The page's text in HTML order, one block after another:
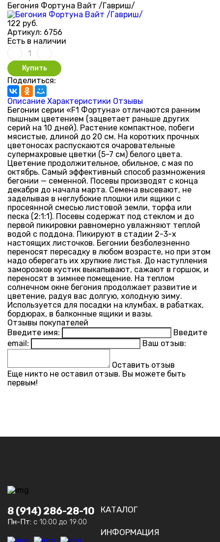
Бегония Фортуна Вайт /Гавриш/
122 руб.
Артикул: 6756
Есть в наличии
Купить
Поделиться:
Описание Характеристики Отзывы
Бегонии серии «F1 Фортуна» отличаются ранним
пышным цветением (зацветает раньше других
серий на 10 дней). Растение компактное, побеги
мясистые, длиной до 20 см. На коротких прочных
цветоносах распускаются очаровательные
супермахровые цветки (5-7 см) белого цвета.
Цветение продолжительное, обильное, с мая по
октябрь. Самый эффективный способ размножения
бегонии — семенной. Посевы производят с конца
декабря до начала марта. Семена высевают, не
заделывая в неглубокие плошки или ящики с
просеянной смесью листовой земли, торфа или
песка (2:1:1). Посевы содержат под стеклом и до
первой пикировки равномерно увлажняют теплой
водой с поддона. Пикируют в стадии 2-3-х
настоящих листочков. Бегонии безболезненно
переносят пересадку в любом возрасте, но при этом
надо оберегать их хрупкие листья. До наступления
заморозков кустик выкапывают, сажают в горшок, и
переносят в зимнее помещение. На теплом
солнечном окне бегония продолжает развитие и
цветение, радуя вас долгую, холодную зиму.
Используется для посадки на клумбах, в рабатках,
бордюрах, в балконные ящики и вазы.
Отзывы покупателей
Введите имя:
Введите
email:
Ваш отзыв:
Оставить отзыв
Еще никто не оставил отзыв. Вы можете быть
первым!
8 (914) 286-28-10
Пн-Пт: с 10:00 до 19:00
КАТАЛОГ
ИНФОРМАЦИЯ